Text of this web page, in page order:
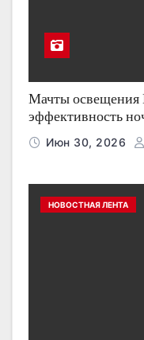
Мачты освещения
эффективность
Июн 30, 2026
НОВОСТНАЯ ЛЕНТА